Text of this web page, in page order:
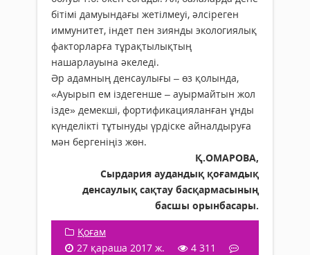
бітімі дамуындағы жетілмеуі, әлсіреген
иммунитет, індет пен зиянды экологиялық
факторларға тұрақтылықтың
нашарлауына әкеледі.
Әр адамның денсаулығы – өз қолында,
«Ауырып ем іздегенше – ауырмайтын жол
ізде» демекші, фортификацияланған ұнды
күнделікті тұтынуды үрдіске айналдыруға
мән бергеніңіз жөн.
Қ.ОМАРОВА,
Сырдария аудандық қоғамдық
денсаулық сақтау басқармасының
басшы орынбасары.
Қоғам
27 қараша 2017 ж.
4 311